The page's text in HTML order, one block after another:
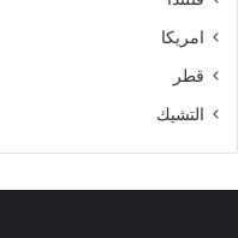
امريكا
قطر
التشيك